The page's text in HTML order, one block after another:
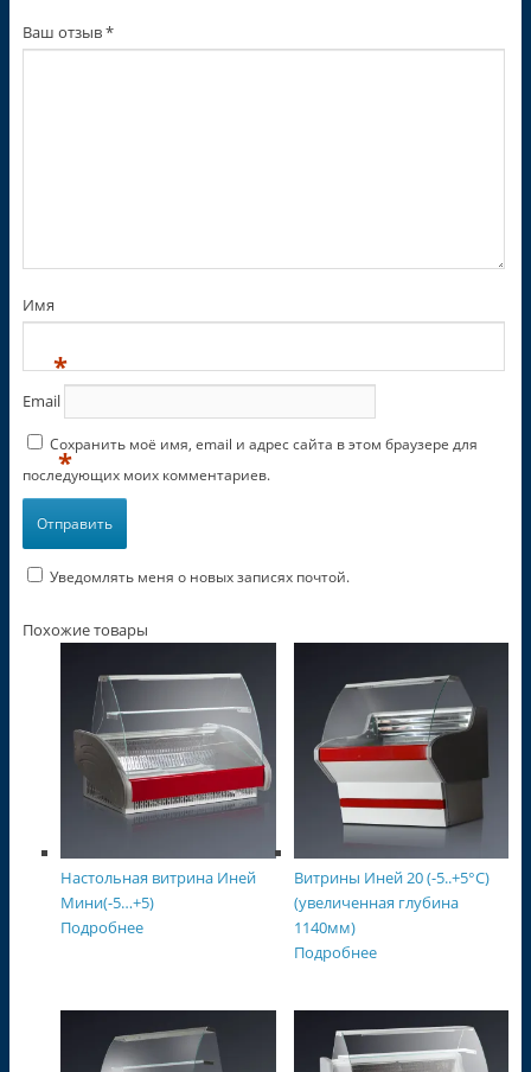
Ваш отзыв*
Имя
*
Email
*
Сохранить моё имя, email и адрес сайта в этом браузере для
последующих моих комментариев.
Уведомлять меня о новых записях почтой.
Похожие товары
Настольная витрина Иней
Мини(-5…+5)
Подробнее
Витрины Иней 20 (-5..+5°С)
(увеличенная глубина
1140мм)
Подробнее